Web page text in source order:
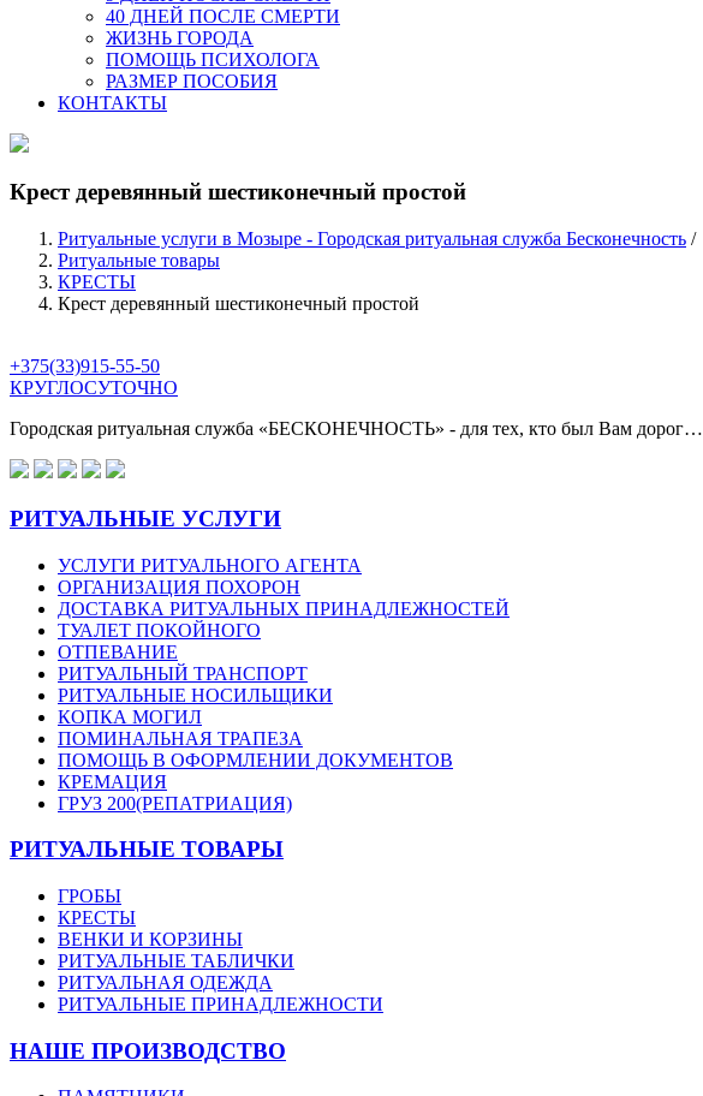
40 ДНЕЙ ПОСЛЕ СМЕРТИ
ЖИЗНЬ ГОРОДА
ПОМОЩЬ ПСИХОЛОГА
РАЗМЕР ПОСОБИЯ
КОНТАКТЫ
Крест деревянный шестиконечный простой
Ритуальные услуги в Мозыре - Городская ритуальная служба Бесконечность /
Ритуальные товары
КРЕСТЫ
Крест деревянный шестиконечный простой
+375(33)915-55-50
КРУГЛОСУТОЧНО
Городская ритуальная служба «БЕСКОНЕЧНОСТЬ» - для тех, кто был Вам дорог…
РИТУАЛЬНЫЕ УСЛУГИ
УСЛУГИ РИТУАЛЬНОГО АГЕНТА
ОРГАНИЗАЦИЯ ПОХОРОН
ДОСТАВКА РИТУАЛЬНЫХ ПРИНАДЛЕЖНОСТЕЙ
ТУАЛЕТ ПОКОЙНОГО
ОТПЕВАНИЕ
РИТУАЛЬНЫЙ ТРАНСПОРТ
РИТУАЛЬНЫЕ НОСИЛЬЩИКИ
КОПКА МОГИЛ
ПОМИНАЛЬНАЯ ТРАПЕЗА
ПОМОЩЬ В ОФОРМЛЕНИИ ДОКУМЕНТОВ
КРЕМАЦИЯ
ГРУЗ 200(РЕПАТРИАЦИЯ)
РИТУАЛЬНЫЕ ТОВАРЫ
ГРОБЫ
КРЕСТЫ
ВЕНКИ И КОРЗИНЫ
РИТУАЛЬНЫЕ ТАБЛИЧКИ
РИТУАЛЬНАЯ ОДЕЖДА
РИТУАЛЬНЫЕ ПРИНАДЛЕЖНОСТИ
НАШЕ ПРОИЗВОДСТВО